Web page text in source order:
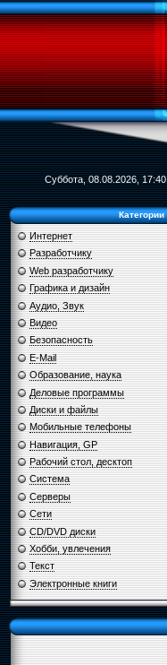
Суббота, 08.08.2026, 17:40
Категории
Интернет
Разработчику
Web разработчику
Графика и дизайн
Аудио, Звук
Видео
Безопасность
E-Mail
Образование, наука
Деловые программы
Диски и файлы
Мобильные телефоны
Навигация, GP
Рабочий стол, десктоп
Система
Серверы
Сети
CD/DVD диски
Хобби, увлечения
Текст
Электронные книги